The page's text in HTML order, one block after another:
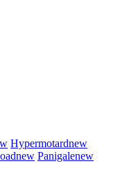
Hypermotardnew
new Panigalenew